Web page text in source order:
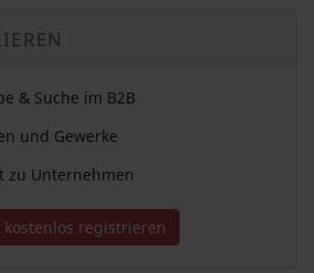
& Suche im B2B
und Gewerke
zu Unternehmen
kostenlos registrieren